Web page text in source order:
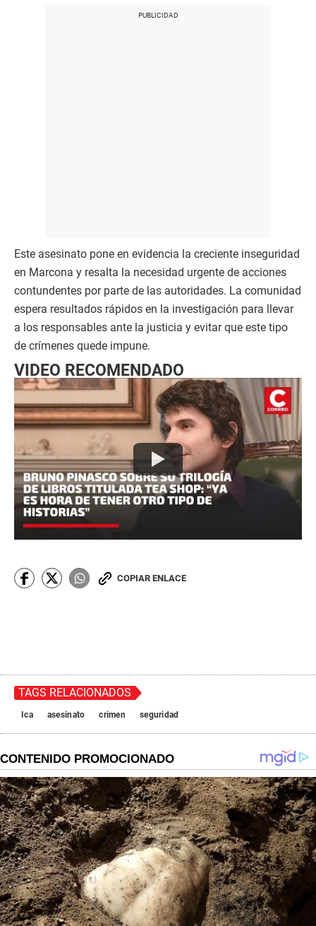
Este asesinato pone en evidencia la creciente inseguridad
en Marcona y resalta la necesidad urgente de acciones
contundentes por parte de las autoridades. La comunidad
espera resultados rápidos en la investigación para llevar
a los responsables ante la justicia y evitar que este tipo
de crímenes quede impune.
VIDEO RECOMENDADO
COPIAR ENLACE
TAGS RELACIONADOS
Ica asesinato crimen seguridad